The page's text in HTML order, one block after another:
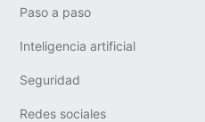
Paso a paso
Inteligencia artificial
Seguridad
Redes sociales